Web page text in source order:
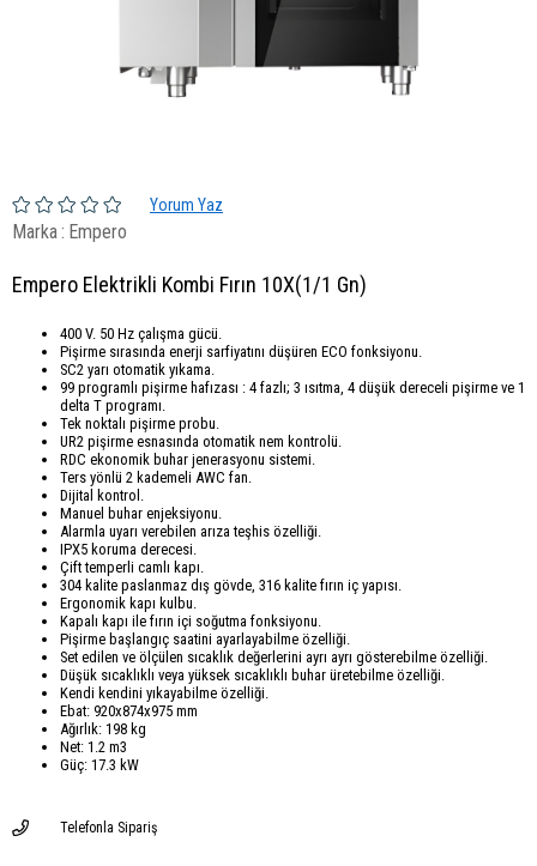
Yorum Yaz
Marka: Empero
Empero Elektrikli Kombi Fırın 10X(1/1 Gn)
400 V. 50 Hz çalışma gücü.
Pişirme sırasında enerji sarfiyatını düşüren ECO fonksiyonu.
SC2 yarı otomatik yıkama.
99 programlı pişirme hafızası : 4 fazlı; 3 ısıtma, 4 düşük dereceli pişirme ve 1
delta T programı.
Tek noktalı pişirme probu.
UR2 pişirme esnasında otomatik nem kontrolü.
RDC ekonomik buhar jenerasyonu sistemi.
Ters yönlü 2 kademeli AWC fan.
Dijital kontrol.
Manuel buhar enjeksiyonu.
Alarmla uyarı verebilen arıza teşhis özelliği.
IPX5 koruma derecesi.
Çift temperli camlı kapı.
304 kalite paslanmaz dış gövde, 316 kalite fırın iç yapısı.
Ergonomik kapı kulbu.
Kapalı kapı ile fırın içi soğutma fonksiyonu.
Pişirme başlangıç saatini ayarlayabilme özelliği.
Set edilen ve ölçülen sıcaklık değerlerini ayrı ayrı gösterebilme özelliği.
Düşük sıcaklıklı veya yüksek sıcaklıklı buhar üretebilme özelliği.
Kendi kendini yıkayabilme özelliği.
Ebat: 920x874x975 mm
Ağırlık: 198 kg
Net: 1.2 m3
Güç: 17.3 kW
Telefonla Sipariş